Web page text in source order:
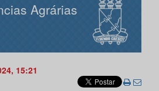
Agrárias
15:21